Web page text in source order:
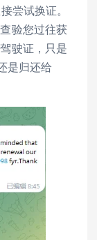
尝试换证。
验您过往获
驶证，只是
是归还给